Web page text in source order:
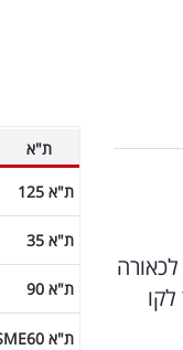
ת"א
ת"א 125
ת"א 35
ת"א 90
ת"א SME60